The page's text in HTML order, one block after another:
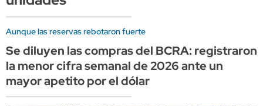
Aunque las reservas rebotaron fuerte
Se diluyen las compras del BCRA: registraron
la menor cifra semanal de 2026 ante un
mayor apetito por el dólar